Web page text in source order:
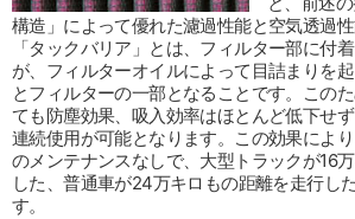
構造」によって優れた濾過性能と空気透過性
「タックバリア」とは、フィルター部に付
が、フィルターオイルによって目詰まりを
とフィルターの一部となることです。この
ても防塵効果、吸入効率はほとんど低下せ
連続使用が可能となります。この効果によ
のメンテナンスなしで、大型トラックが16
した、普通車が24万キロもの距離を走行し
す。